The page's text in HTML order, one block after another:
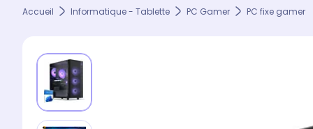
Accueil Informatique - Tablette PC Gamer PC fixe gamer